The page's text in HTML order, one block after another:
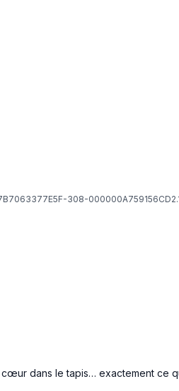
308-
dans le tapis… exactement ce